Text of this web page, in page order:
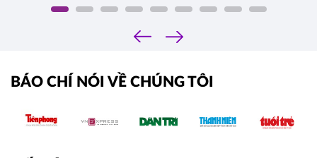
‹
›
BÁO CHÍ NÓI VỀ CHÚNG TÔI